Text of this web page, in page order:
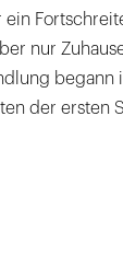
ein
nur
begann
der ersten